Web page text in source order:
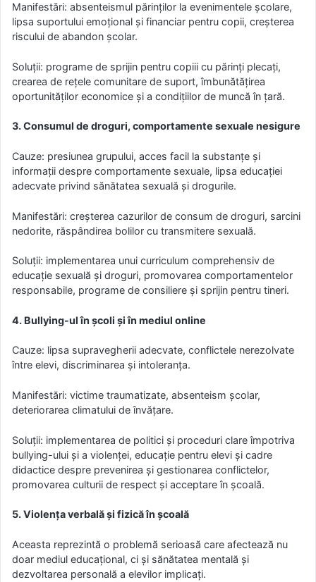
Manifestări: absenteismul părinților la evenimentele școlare,
lipsa suportului emoțional și financiar pentru copii, creșterea
riscului de abandon școlar.
Soluții: programe de sprijin pentru copiii cu părinți plecați,
crearea de rețele comunitare de suport, îmbunătățirea
oportunităților economice și a condițiilor de muncă în țară.
3. Consumul de droguri, comportamente sexuale nesigure
Cauze: presiunea grupului, acces facil la substanțe și
informații despre comportamente sexuale, lipsa educației
adecvate privind sănătatea sexuală și drogurile.
Manifestări: creșterea cazurilor de consum de droguri, sarcini
nedorite, răspândirea bolilor cu transmitere sexuală.
Soluții: implementarea unui curriculum comprehensiv de
educație sexuală și droguri, promovarea comportamentelor
responsabile, programe de consiliere și sprijin pentru tineri.
4. Bullying-ul în școli și în mediul online
Cauze: lipsa supravegherii adecvate, conflictele nerezolvate
între elevi, discriminarea și intoleranța.
Manifestări: victime traumatizate, absenteism școlar,
deteriorarea climatului de învățare.
Soluții: implementarea de politici și proceduri clare împotriva
bullying-ului și a violenței, educație pentru elevi și cadre
didactice despre prevenirea și gestionarea conflictelor,
promovarea culturii de respect și acceptare în școală.
5. Violența verbală și fizică în școală
Aceasta reprezintă o problemă serioasă care afectează nu
doar mediul educațional, ci și sănătatea mentală și
dezvoltarea personală a elevilor implicați.